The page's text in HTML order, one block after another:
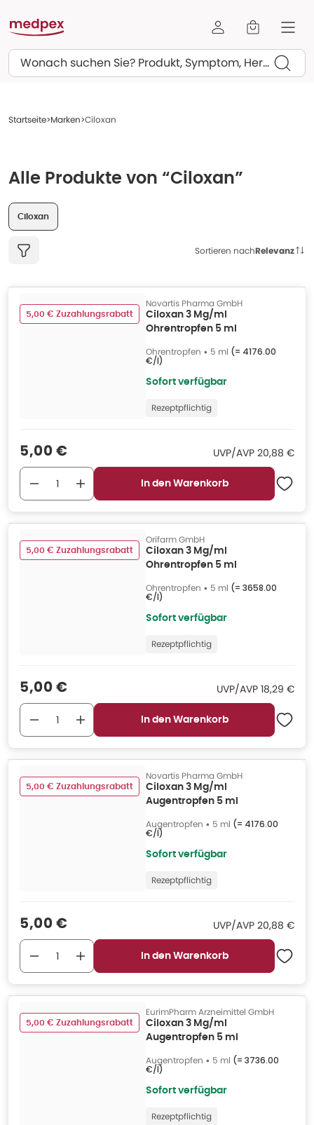
Suchen
Startseite Marken Ciloxan
Alle Produkte von “Ciloxan”
Ciloxan
Sortieren nachRelevanz
5,00 € Zuzahlungsrabatt
Novartis Pharma GmbH
Ciloxan 3 Mg/ml
Ohrentropfen 5 ml
Ohrentropfen • 5 ml (= 4176.00
€/l)
Sofort verfügbar
Rezeptpflichtig
Verkaufspreis
5,00 € UVP/AVP UVP/AVP
20,88 €
In den Warenkorb
5,00 € Zuzahlungsrabatt
Orifarm GmbH
Ciloxan 3 Mg/ml
Ohrentropfen 5 ml
Ohrentropfen • 5 ml (= 3658.00
€/l)
Sofort verfügbar
Rezeptpflichtig
Verkaufspreis
5,00 € UVP/AVP UVP/AVP
18,29 €
In den Warenkorb
5,00 € Zuzahlungsrabatt
Novartis Pharma GmbH
Ciloxan 3 Mg/ml
Augentropfen 5 ml
Augentropfen • 5 ml (= 4176.00
€/l)
Sofort verfügbar
Rezeptpflichtig
Verkaufspreis
5,00 € UVP/AVP UVP/AVP
20,88 €
In den Warenkorb
5,00 € Zuzahlungsrabatt
EurimPharm Arzneimittel GmbH
Ciloxan 3 Mg/ml
Augentropfen 5 ml
Augentropfen • 5 ml (= 3736.00
€/l)
Sofort verfügbar
Rezeptpflichtig